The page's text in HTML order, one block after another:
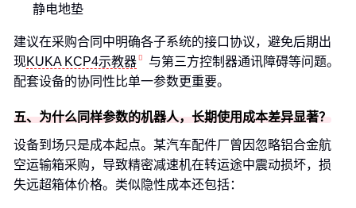
静电地垫
建议在采购合同中明确各子系统的接口协议，避免后期出
现KUKA KCP4示教器
与第三方控制器通讯障碍等问题。
配套设备的协同性比单一参数更重要。
五、为什么同样参数的机器人，长期使用成本差异显著？
设备到场只是成本起点。某汽车配件厂曾因忽略铝合金航
空运输箱采购，导致精密减速机在转运途中震动损坏，损
失远超箱体价格。类似隐性成本还包括：